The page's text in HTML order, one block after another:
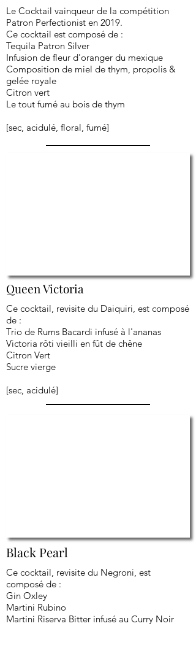
Le Cocktail vainqueur de la compétition
Patron Perfectionist en 2019.
Ce cocktail est composé de :
Tequila Patron Silver
Infusion de fleur d'oranger du mexique
Composition de miel de thym, propolis &
gelée royale
Citron vert
Le tout fumé au bois de thym
[sec, acidulé, floral, fumé]
Queen Victoria
Ce cocktail, revisite du Daiquiri, est composé
de :
Trio de Rums Bacardi infusé à l'ananas
Victoria rôti vieilli en fût de chêne
Citron Vert
Sucre vierge
[sec, acidulé]
Black Pearl
Ce cocktail, revisite du Negroni, est
composé de :
Gin Oxley
Martini Rubino
Martini Riserva Bitter infusé au Curry Noir